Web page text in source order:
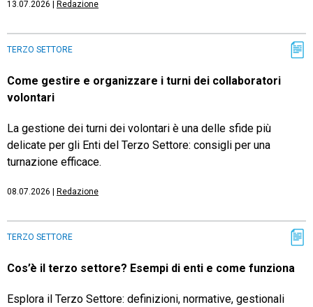
13.07.2026 Redazione
TERZO SETTORE
Come gestire e organizzare i turni dei collaboratori
volontari
La gestione dei turni dei volontari è una delle sfide più
delicate per gli Enti del Terzo Settore: consigli per una
turnazione efficace.
08.07.2026 Redazione
TERZO SETTORE
Cos’è il terzo settore? Esempi di enti e come funziona
Esplora il Terzo Settore: definizioni, normative, gestionali